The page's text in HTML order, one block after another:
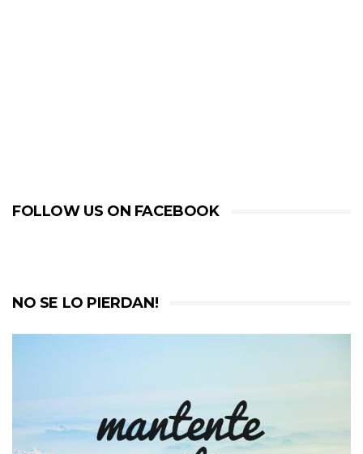
FOLLOW US ON FACEBOOK
NO SE LO PIERDAN!